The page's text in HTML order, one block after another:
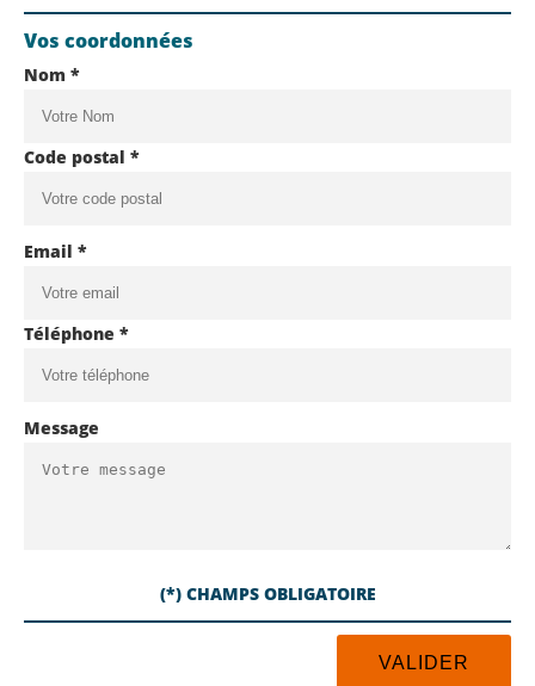
Vos coordonnées
Nom *
Code postal *
Email *
Téléphone *
Message
(*) CHAMPS OBLIGATOIRE